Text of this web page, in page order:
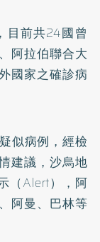
目前共24國曾
阿拉伯聯合大
國家之確診病
似病例，經檢
建議，沙烏地
（Alert），阿
阿曼、巴林等